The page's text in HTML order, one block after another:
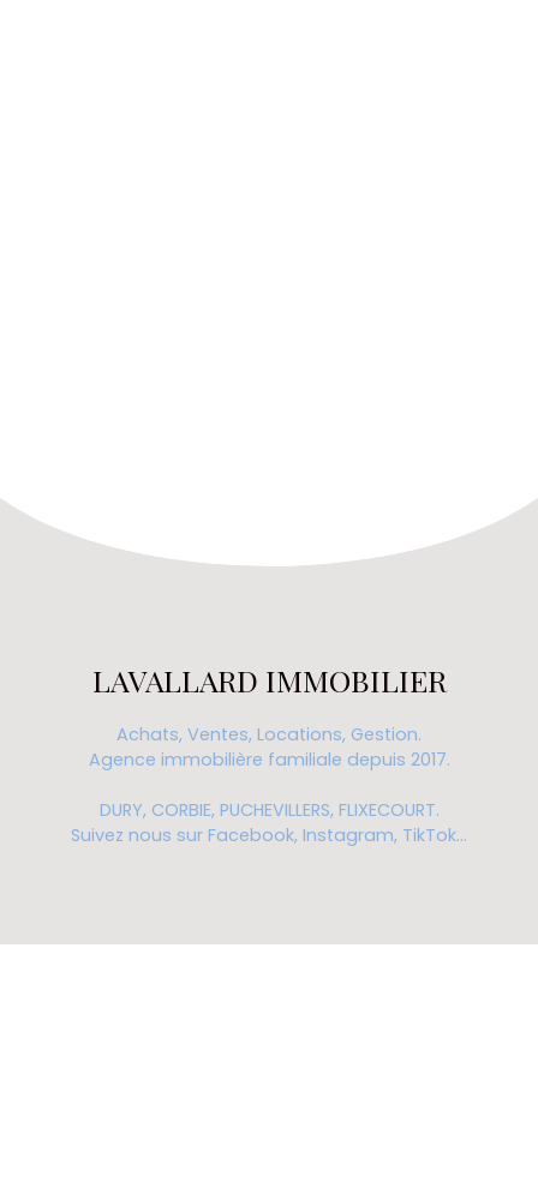
LAVALLARD IMMOBILIER
Achats, Ventes, Locations, Gestion.
Agence immobilière familiale depuis 2017.
DURY, CORBIE, PUCHEVILLERS, FLIXECOURT.
Suivez nous sur Facebook, Instagram, TikTok...